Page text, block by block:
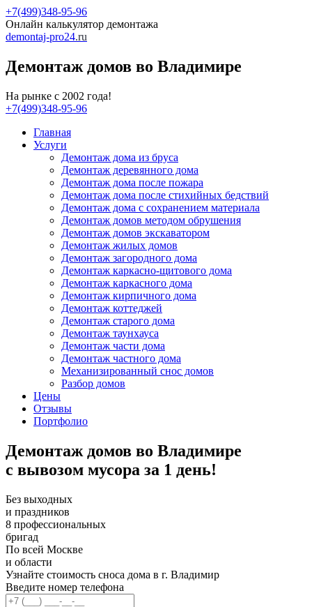
+7(499)348-95-96
Онлайн калькулятор демонтажа
demontaj-pro24.ru
Демонтаж домов во Владимире
На рынке с 2002 года!
+7(499)348-95-96
Главная
Услуги
Демонтаж дома из бруса
Демонтаж деревянного дома
Демонтаж дома после пожара
Демонтаж дома после стихийных бедствий
Демонтаж дома с сохранением материала
Демонтаж домов методом обрушения
Демонтаж домов экскаватором
Демонтаж жилых домов
Демонтаж загородного дома
Демонтаж каркасно-щитового дома
Демонтаж каркасного дома
Демонтаж кирпичного дома
Демонтаж коттеджей
Демонтаж старого дома
Демонтаж таунхауса
Демонтаж части дома
Демонтаж частного дома
Механизированный снос домов
Разбор домов
Цены
Отзывы
Портфолио
Демонтаж домов во Владимире
с вывозом мусора за 1 день!
Без выходных
и праздников
8 профессиональных
бригад
По всей Москве
и области
Узнайте стоимость сноса дома в г. Владимир
Введите номер телефона